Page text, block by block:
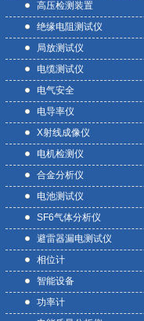
高压检测装置
绝缘电阻测试仪
局放测试仪
电缆测试仪
电气安全
电导率仪
X射线成像仪
电机检测仪
合金分析仪
电池测试仪
SF6气体分析仪
避雷器漏电测试仪
相位计
智能设备
功率计